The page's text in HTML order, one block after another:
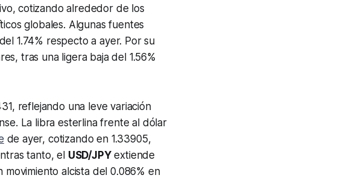
cotizando alrededor de los
globales. Algunas fuentes
1.74% respecto a ayer. Por su
tras una ligera baja del 1.56%
reflejando una leve variación
La libra esterlina frente al dólar
de ayer, cotizando en 1.33905,
tanto, el USD/JPYextiende
movimiento alcista del 0.086% en